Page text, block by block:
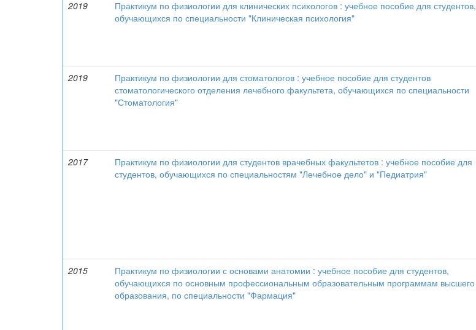
2019
Практикум по физиологии для клинических психологов : учебное пособие для студентов,
обучающихся по специальности "Клиническая психология"
2019
Практикум по физиологии для стоматологов : учебное пособие для студентов
стоматологического отделения лечебного факультета, обучающихся по специальности
"Стоматология"
2017
Практикум по физиологии для студентов врачебных факультетов : учебное пособие для
студентов, обучающихся по специальностям "Лечебное дело" и "Педиатрия"
2015
Практикум по физиологии с основами анатомии : учебное пособие для студентов,
обучающихся по основным профессиональным образовательным программам высшего
образования, по специальности "Фармация"